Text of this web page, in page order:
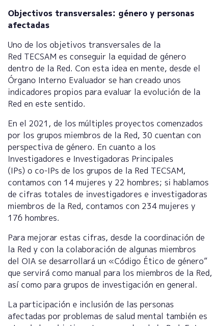
Objectivos transversales: género y personas
afectadas
Uno de los objetivos transversales de la
Red TECSAM es conseguir la equidad de género
dentro de la Red. Con esta idea en mente, desde el
Órgano Interno Evaluador se han creado unos
indicadores propios para evaluar la evolución de la
Red en este sentido.
En el 2021, de los múltiples proyectos comenzados
por los grupos miembros de la Red, 30 cuentan con
perspectiva de género. En cuanto a los
Investigadores e Investigadoras Principales
(IPs) o co-IPs de los grupos de la Red TECSAM,
contamos con 14 mujeres y 22 hombres; si hablamos
de cifras totales de investigadores e investigadoras
miembros de la Red, contamos con 234 mujeres y
176 hombres.
Para mejorar estas cifras, desde la coordinación de
la Red y con la colaboración de algunas miembros
del OIA se desarrollará un «Código Ético de género”
que servirá como manual para los miembros de la Red,
así como para grupos de investigación en general.
La participación e inclusión de las personas
afectadas por problemas de salud mental también es